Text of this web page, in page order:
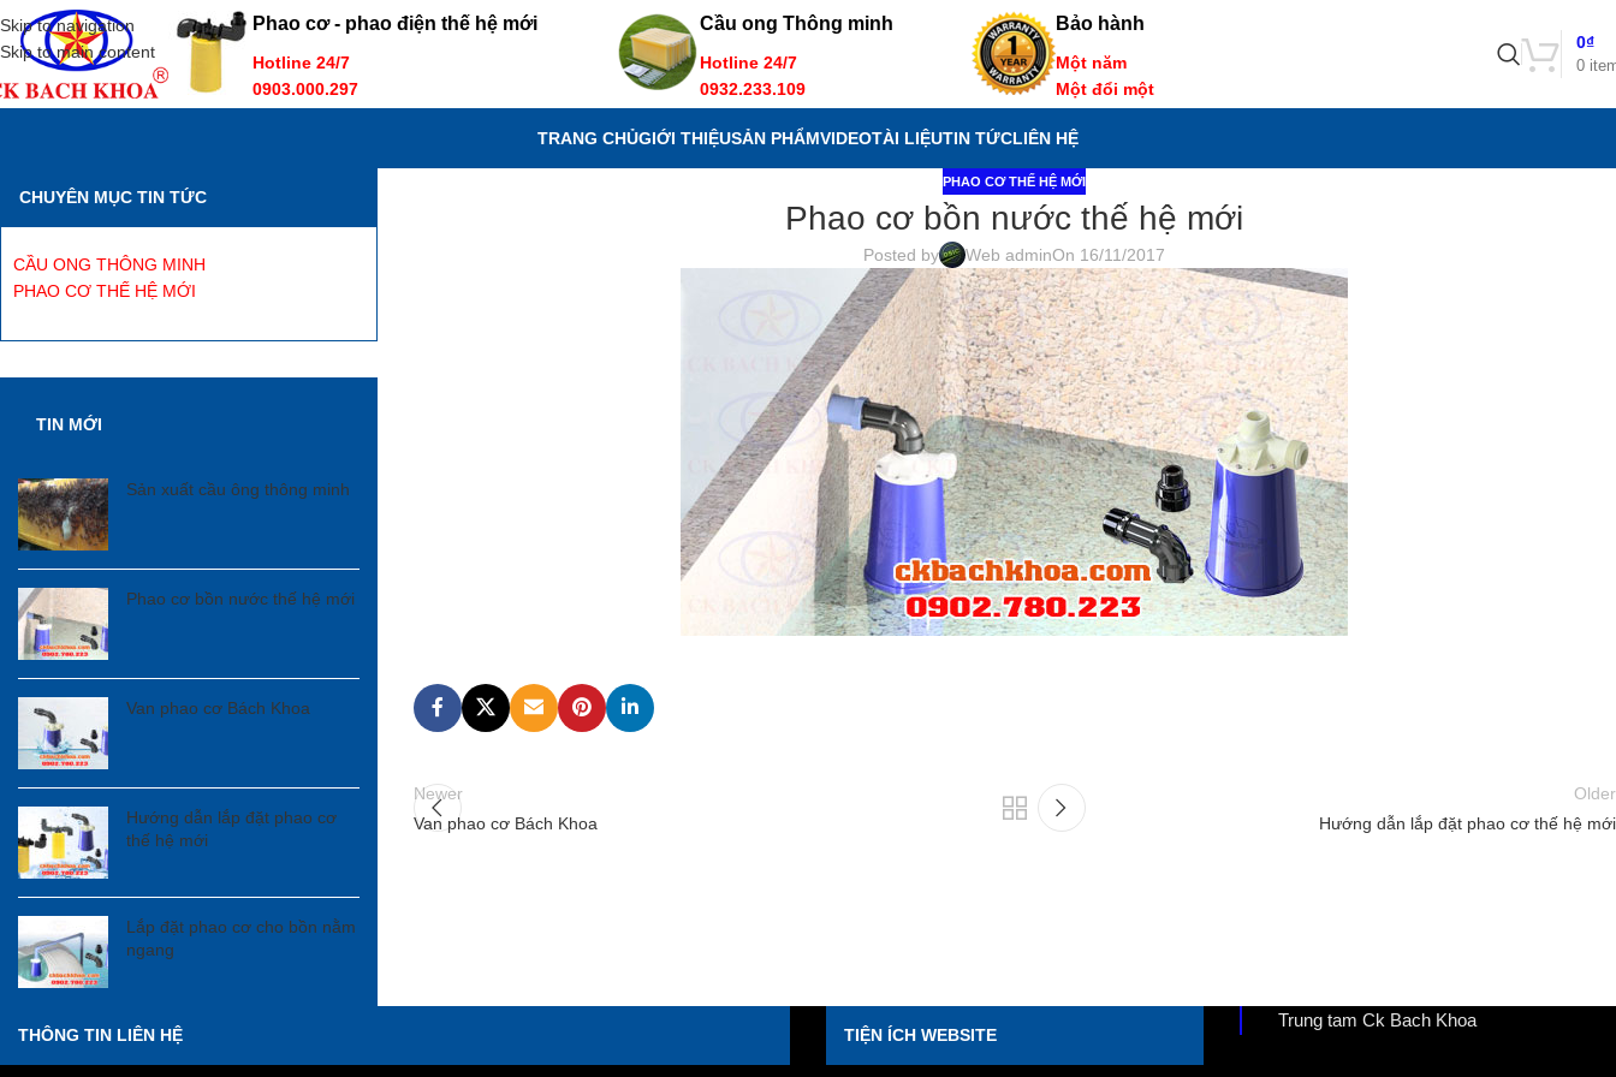
Skip to navigation
Skip to main content
Phao cơ - phao điện thế hệ mới
Hotline 24/7
0903.000.297
Cầu ong Thông minh
Hotline 24/7
0932.233.109
Bảo hành
Một năm
Một đổi một
0
0₫
TRANG CHỦGIỚI THIỆUSẢN PHẨMVIDEOTÀI LIỆUTIN TỨCLIÊN HỆ
CHUYÊN MỤC TIN TỨC
CẦU ONG THÔNG MINH
PHAO CƠ THẾ HỆ MỚI
TIN MỚI
Sản xuất cầu ông thông minh
Phao cơ bồn nước thế hệ mới
Van phao cơ Bách Khoa
Hướng dẫn lắp đặt phao cơ
thế hệ mới
Lắp đặt phao cơ cho bồn nằm
ngang
PHAO CƠ THẾ HỆ MỚI
Phao cơ bồn nước thế hệ mới
Posted by Web adminOn 16/11/2017
Newer
Van phao cơ Bách Khoa
Older
Hướng dẫn lắp đặt phao cơ thế hệ mới
THÔNG TIN LIÊN HỆ TIỆN ÍCH WEBSITE
Trung tam Ck Bach Khoa